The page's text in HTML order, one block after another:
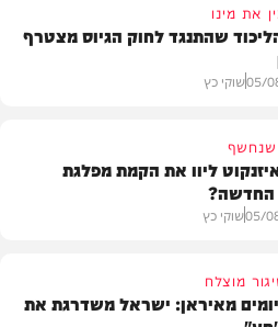
את מינו
שהתנגד לחוק הגיוס מצטרף
05/שוקי כץ
ליוו את הקמת מפלגת
החדשה?
05/שוקי כץ
מוצלח
מאיראן: ישראל משדרגת את